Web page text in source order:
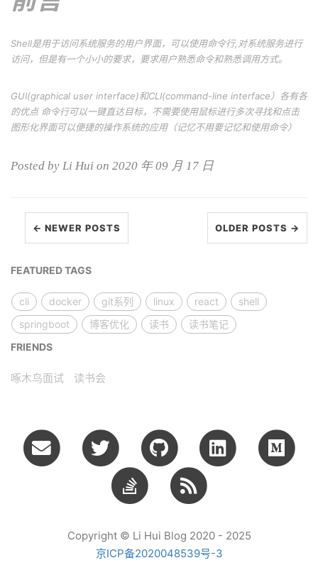
Shell是用于访问系统服务的用户界面，可以使用命令行,对系统服务进行
访问，但是有一个小小的要求，要求用户熟悉命令和熟悉调用方式。
GUI(graphical user interface)和CLI(command-line interface）各有各
的优点 命令行可以一键直达目标，不需要使用鼠标进行多次寻找和点击
图形化界面可以便捷的操作系统的应用（记忆不用要记忆和使用命令）
Posted by Li Hui on 2020 年 09 月 17 日
← NEWER POSTS OLDER POSTS →
FEATURED TAGS
cli docker git系列 linux react
shell
springboot
博客优化 读书
读书笔记
FRIENDS
啄木鸟面试 读书会
Copyright © Li Hui Blog 2020 - 2025
京ICP备2020048539号-3